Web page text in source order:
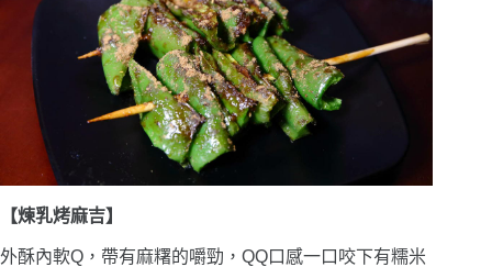
【煉乳烤麻吉】
外酥內軟Q，帶有麻糬的嚼勁，QQ口感一口咬下有糯米